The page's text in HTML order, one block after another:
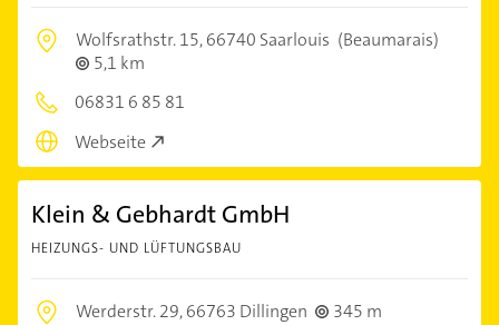
Wolfsrathstr. 15,66740 Saarlouis (Beaumarais)
5,1 km
06831 6 85 81
Webseite
Klein & Gebhardt GmbH
HEIZUNGS- UND LÜFTUNGSBAU
Werderstr. 29,66763 Dillingen 345 m